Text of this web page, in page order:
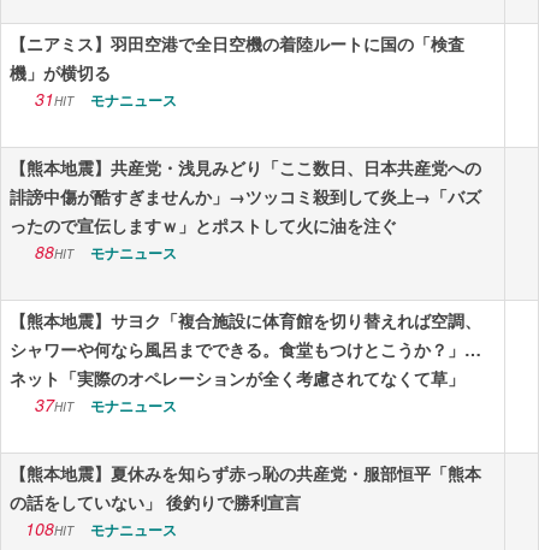
【ニアミス】羽田空港で全日空機の着陸ルートに国の「検査
機」が横切る
31HIT モナニュース
【熊本地震】共産党・浅見みどり「ここ数日、日本共産党への
誹謗中傷が酷すぎませんか」→ツッコミ殺到して炎上→「バズ
ったので宣伝しますｗ」とポストして火に油を注ぐ
88HIT モナニュース
【熊本地震】サヨク「複合施設に体育館を切り替えれば空調、
シャワーや何なら風呂までできる。食堂もつけとこうか？」…
ネット「実際のオペレーションが全く考慮されてなくて草」
37HIT モナニュース
【熊本地震】夏休みを知らず赤っ恥の共産党・服部恒平「熊本
の話をしていない」 後釣りで勝利宣言
108HIT モナニュース